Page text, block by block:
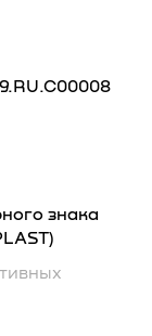
знака